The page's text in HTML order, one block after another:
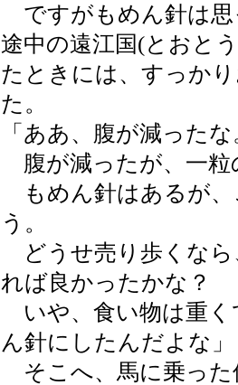
ですがもめん針は思
途中の遠江国(とおと
たときには、すっか
た。
「ああ、腹が減ったな
腹が減ったが、一粒
もめん針はあるが、
う。
どうせ売り歩くなら
れば良かったかな？
いや、食い物は重く
ん針にしたんだよな」
そこへ、馬に乗った